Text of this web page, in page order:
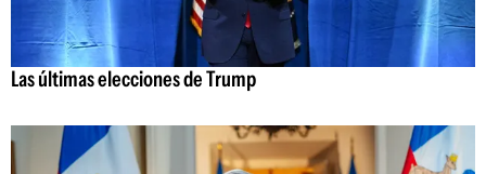
Las últimas elecciones de Trump